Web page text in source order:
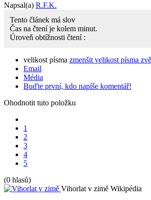
Napsal(a) R.F.K.
Tento článek má slov
Čas na čtení je kolem minut.
Úroveň obtížnosti čtení :
velikost písma zmenšit velikost písma
Email
Média
Buďte první, kdo napíše komentář!
Ohodnotit tuto položku
1
2
3
4
5
(0 hlasů)
Vihorlat v zimě Wikipédia